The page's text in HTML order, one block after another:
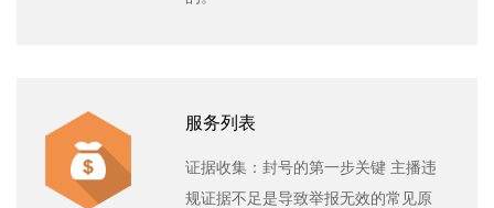
服务列表
证据收集：封号的第一步关键 主播违
规证据不足是导致举报无效的常见原